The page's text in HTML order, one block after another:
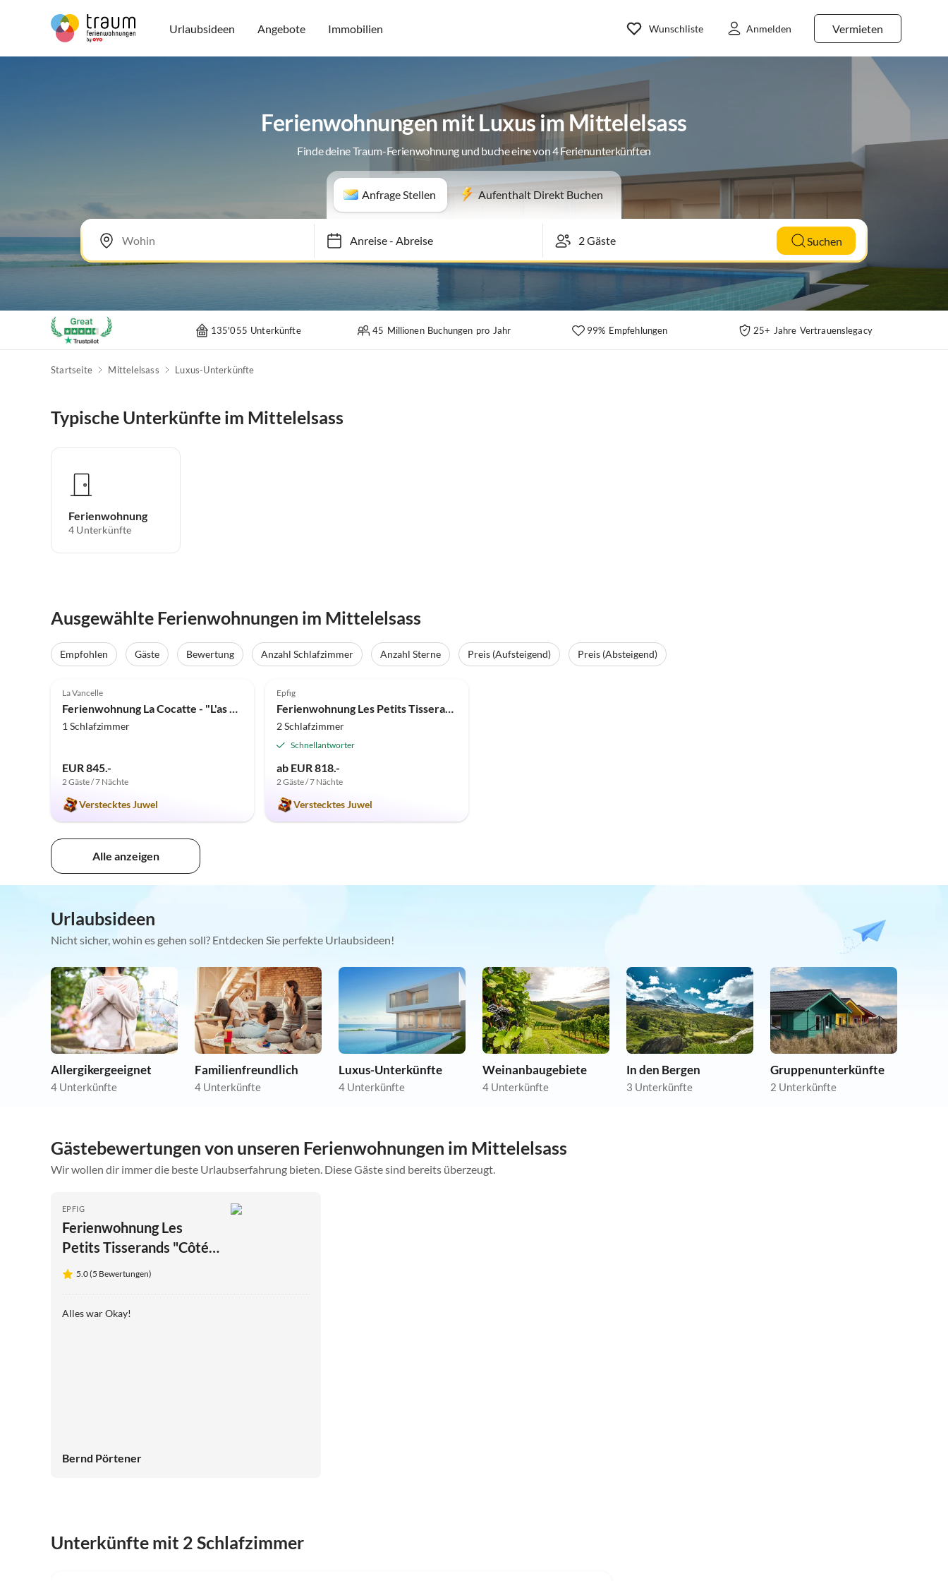
Urlaubsideen Angebote Immobilien Vermieten
Wunschliste Anmelden
Ferienwohnungen mit Luxus im Mittelelsass
Finde deine Traum-Ferienwohnung und buche eine von 4 Ferienunterkünften
Anfrage Stellen Aufenthalt Direkt Buchen
Anreise-Abreise Suchen
135'055 Unterkünfte 45 Millionen Buchungen pro Jahr 99% Empfehlungen 25+ Jahre Vertrauenslegacy
Startseite Mittelelsass Luxus-Unterkünfte
Typische Unterkünfte im Mittelelsass
Ferienwohnung
4 Unterkünfte
Ausgewählte Ferienwohnungen im Mittelelsass
Empfohlen Gäste Bewertung Anzahl Schlafzimmer Anzahl Sterne Preis (Aufsteigend) Preis (Absteigend)
Top-Inserat
La Vancelle
Ferienwohnung La Cocatte - "L'as de Coeur"
1 Schlafzimmer
EUR 845.-
2 Gäste / 7 Nächte
Verstecktes Juwel
Epfig
Ferienwohnung Les Petits Tisserands "Côté Jardin"
2 Schlafzimmer
Schnellantworter
ab EUR 818.-
2 Gäste / 7 Nächte
Verstecktes Juwel
Alle anzeigen
Urlaubsideen
Nicht sicher, wohin es gehen soll? Entdecken Sie perfekte Urlaubsideen!
Allergikergeeignet
4 Unterkünfte
Familienfreundlich
4 Unterkünfte
Luxus-Unterkünfte
4 Unterkünfte
Weinanbaugebiete
4 Unterkünfte
In den Bergen
3 Unterkünfte
Gruppenunterkünfte
2 Unterkünfte
Gästebewertungen von unseren Ferienwohnungen im Mittelelsass
Wir wollen dir immer die beste Urlaubserfahrung bieten. Diese Gäste sind bereits überzeugt.
EPFIG
Ferienwohnung Les
Petits Tisserands "Côté
Jardin"
5.0 (5 Bewertungen)
Alles war Okay!
Bernd Pörtener
Unterkünfte mit 2 Schlafzimmer